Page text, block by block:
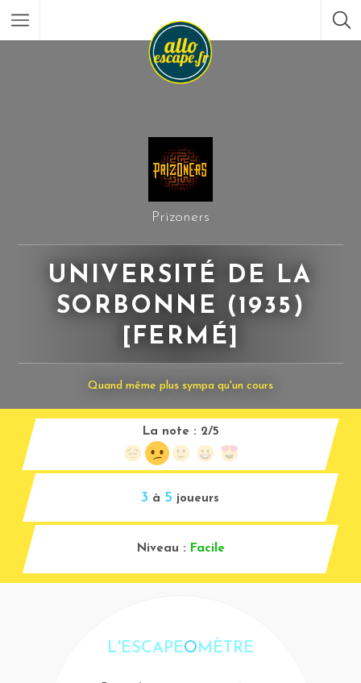
Prizoners
UNIVERSITÉ DE LA
SORBONNE (1935)
[FERMÉ]
Quand même plus sympa qu'un cours
3 à 5 joueurs
La note : 2/5
Niveau : Facile
L'ESCAPEOMÈTRE